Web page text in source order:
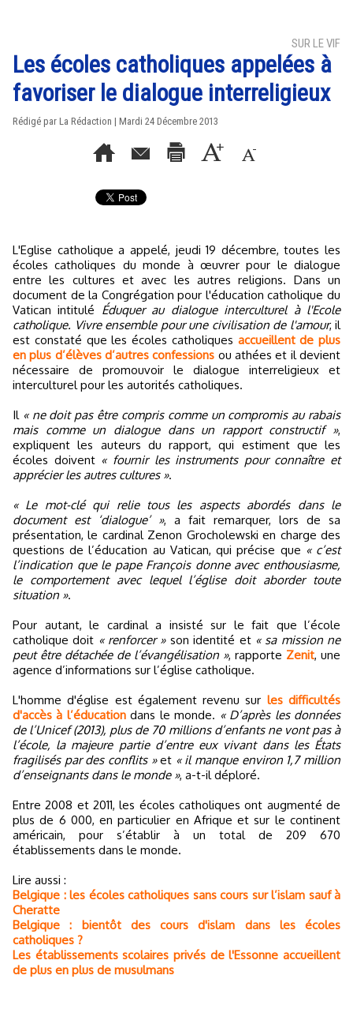
SUR LE VIF
Les écoles catholiques appelées à
favoriser le dialogue interreligieux
Rédigé par La Rédaction | Mardi 24 Décembre 2013
L'Eglise catholique a appelé, jeudi 19 décembre, toutes les
écoles catholiques du monde à œuvrer pour le dialogue
entre les cultures et avec les autres religions. Dans un
document de la Congrégation pour l'éducation catholique du
Vatican intitulé Éduquer au dialogue interculturel à l'Ecole
catholique. Vivre ensemble pour une civilisation de l'amour, il
est constaté que les écoles catholiques accueillent de plus
en plus d’élèves d’autres confessions ou athées et il devient
nécessaire de promouvoir le dialogue interreligieux et
interculturel pour les autorités catholiques.
Il « ne doit pas être compris comme un compromis au rabais
mais comme un dialogue dans un rapport constructif »,
expliquent les auteurs du rapport, qui estiment que les
écoles doivent « fournir les instruments pour connaître et
apprécier les autres cultures ».
« Le mot-clé qui relie tous les aspects abordés dans le
document est ‘dialogue’ », a fait remarquer, lors de sa
présentation, le cardinal Zenon Grocholewski en charge des
questions de l’éducation au Vatican, qui précise que « c’est
l’indication que le pape François donne avec enthousiasme,
le comportement avec lequel l’église doit aborder toute
situation ».
Pour autant, le cardinal a insisté sur le fait que l’école
catholique doit « renforcer »son identité et « sa mission ne
peut être détachée de l’évangélisation », rapporte Zenit, une
agence d’informations sur l’église catholique.
L'homme d'église est également revenu sur les difficultés
d'accès à l’éducationdans le monde. « D’après les données
de l’Unicef (2013), plus de 70 millions d’enfants ne vont pas à
l’école, la majeure partie d’entre eux vivant dans les États
fragilisés par des conflits »et « il manque environ 1,7 million
d’enseignants dans le monde », a-t-il déploré.
Entre 2008 et 2011, les écoles catholiques ont augmenté de
plus de 6 000, en particulier en Afrique et sur le continent
américain, pour s’établir à un total de 209 670
établissements dans le monde.
Lire aussi :
Belgique : les écoles catholiques sans cours sur l’islam sauf à
Cheratte
Belgique : bientôt des cours d'islam dans les écoles
catholiques ?
Les établissements scolaires privés de l'Essonne accueillent
de plus en plus de musulmans